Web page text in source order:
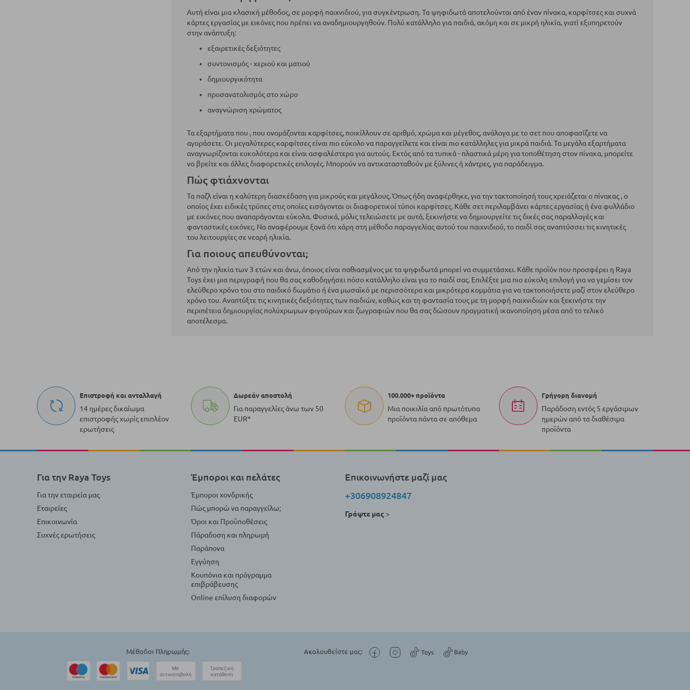
Αυτή είναι μια κλασική μέθοδος, σε μορφή παιχνιδιού, για συγκέντρωση. Τα ψηφιδωτά αποτελούνται από έναν πίνακα, καρφίτσες και συχνά
κάρτες εργασίας με εικόνες που πρέπει να αναδημιουργηθούν. Πολύ κατάλληλο για παιδιά, ακόμη και σε μικρή ηλικία, γιατί εξυπηρετούν
στην ανάπτυξη:
εξαιρετικές δεξιότητες
συντονισμός - χεριού και ματιού
δημιουργικότητα
προσανατολισμός στο χώρο
αναγνώριση χρώματος
Τα εξαρτήματα που , που ονομάζονται καρφίτσες, ποικίλλουν σε αριθμό, χρώμα και μέγεθος, ανάλογα με το σετ που αποφασίζετε να
αγοράσετε. Οι μεγαλύτερες καρφίτσες είναι πιο εύκολο να παραγγείλετε και είναι πιο κατάλληλες για μικρά παιδιά. Τα μεγάλα εξαρτήματα
αναγνωρίζονται ευκολότερα και είναι ασφαλέστερα για αυτούς. Εκτός από τα τυπικά - πλαστικά μέρη για τοποθέτηση στον πίνακα, μπορείτε
να βρείτε και άλλες διαφορετικές επιλογές. Μπορούν να αντικατασταθούν με ξύλινες ή χάντρες, για παράδειγμα.
Πώς φτιάχνονται
Τα παζλ είναι η καλύτερη διασκέδαση για μικρούς και μεγάλους. Όπως ήδη αναφέρθηκε, για την τακτοποίησή τους χρειάζεται ο πίνακας , ο
οποίος έχει ειδικές τρύπες στις οποίες εισάγονται οι διαφορετικοί τύποι καρφίτσες. Κάθε σετ περιλαμβάνει κάρτες εργασίας ή ένα φυλλάδιο
με εικόνες που αναπαράγονται εύκολα. Φυσικά, μόλις τελειώσετε με αυτά, ξεκινήστε να δημιουργείτε τις δικές σας παραλλαγές και
φανταστικές εικόνες. Να αναφέρουμε ξανά ότι χάρη στη μέθοδο παραγγελίας αυτού του παιχνιδιού, το παιδί σας αναπτύσσει τις κινητικές
του λειτουργίες σε νεαρή ηλικία.
Για ποιους απευθύνονται;
Από την ηλικία των 3 ετών και άνω, όποιος είναι παθιασμένος με τα ψηφιδωτά μπορεί να συμμετάσχει. Κάθε προϊόν που προσφέρει η Raya
Toys έχει μια περιγραφή που θα σας καθοδηγήσει πόσο κατάλληλο είναι για το παιδί σας. Επιλέξτε μια πιο εύκολη επιλογή για να γεμίσει τον
ελεύθερο χρόνο του στο παιδικό δωμάτιο ή ένα μωσαϊκό με περισσότερα και μικρότερα κομμάτια για να τακτοποιήσετε μαζί στον ελεύθερο
χρόνο του. Αναπτύξτε τις κινητικές δεξιότητες των παιδιών, καθώς και τη φαντασία τους με τη μορφή παιχνιδιών και ξεκινήστε την
περιπέτεια δημιουργίας πολύχρωμων φιγούρων και ζωγραφιών που θα σας δώσουν πραγματική ικανοποίηση μέσα από το τελικό
αποτέλεσμα.
Επιστροφή και ανταλλαγή
14 ημέρες δικαίωμα
επιστροφής χωρίς επιπλέον
ερωτήσεις
Δωρεάν αποστολή
Για παραγγελίες άνω των 50
EUR*
100.000+ προϊόντα
Μια ποικιλία από πρωτότυπα
προϊόντα πάντα σε απόθεμα
Γρήγορη διανομή
Παράδοση εντός 5 εργάσιμων
ημερών από τα διαθέσιμα
προϊόντα
Για την Raya Toys
Για την εταιρεία μας
Εταιρείες
Επικοινωνία
Συχνές ερωτήσεις
Έμποροι και πελάτες
Έμποροι χονδρικής
Πώς μπορώ να παραγγείλω;
Όροι και Προϋποθέσεις
Πάραδοση και πληρωμή
Παράπονα
Εγγύηση
Κουπόνια και πρόγραμμα
επιβράβευσης
Online επίλυση διαφορών
Επικοινωνήστε μαζί μας
+306908924847
Γράψτε μας >
Μέθοδοι Πληρωμής: Ακολουθείστε μας: